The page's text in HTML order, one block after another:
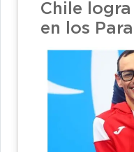
Chile
en los